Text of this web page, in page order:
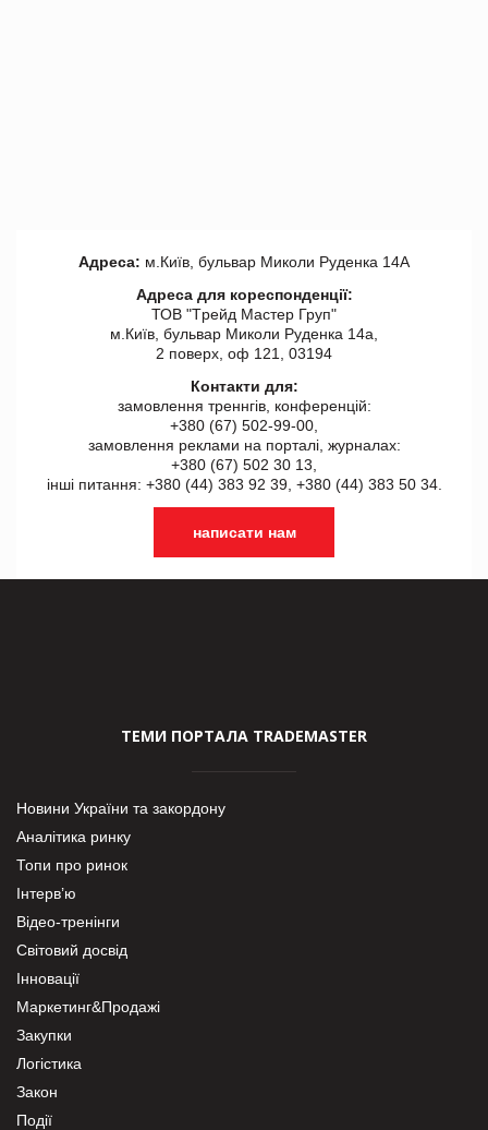
Адреса: м.Київ, бульвар Миколи Руденка 14А
Адреса для кореспонденції:
ТОВ "Tрейд Мастер Груп"
м.Київ, бульвар Миколи Руденка 14а,
2 поверх, оф 121, 03194
Контакти для:
замовлення треннгів, конференцій:
+380 (67) 502-99-00,
замовлення реклами на порталі, журналах:
+380 (67) 502 30 13,
інші питання: +380 (44) 383 92 39, +380 (44) 383 50 34.
написати нам
ТЕМИ ПОРТАЛА TRADEMASTER
Новини України та закордону
Аналітика ринку
Топи про ринок
Інтерв’ю
Відео-тренінги
Світовий досвід
Інновації
Маркетинг&Продажі
Закупки
Логістика
Закон
Події